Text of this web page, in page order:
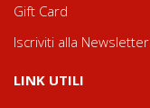
Gift Card
Iscriviti alla Newsletter
LINK UTILI